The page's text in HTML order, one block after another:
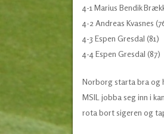
4-1 Marius Bendik
4-2 Andreas Kvasnes
4-3 Espen Gresdal (81)
4-4 Espen Gresdal (87)
Norborg starta bra og
MSIL jobba seg inn i
rota bort sigeren og